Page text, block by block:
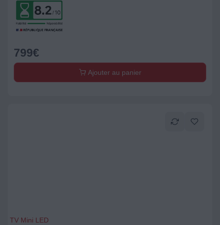
799€
Ajouter au panier
TV Mini LED